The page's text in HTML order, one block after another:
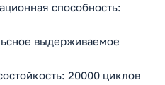
способность:
выдерживаемое
20000 циклов